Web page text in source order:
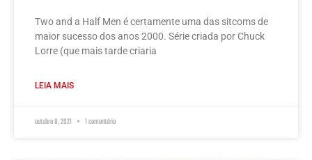
Two and a Half Men é certamente uma das sitcoms de
maior sucesso dos anos 2000. Série criada por Chuck
Lorre (que mais tarde criaria
LEIA MAIS
outubro 8, 2021 1 comentário